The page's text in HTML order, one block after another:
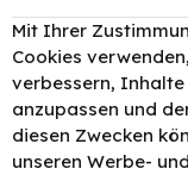
Lerchenfelder Str.
Mo – Do: 09:30 –
Fr: 09:30 - 12:30 &
Sa: 09:30 – 14:30
Mit Ihrer
Cookies
verbessern,
anzupassen und
diesen Zwecken
unseren Werbe-